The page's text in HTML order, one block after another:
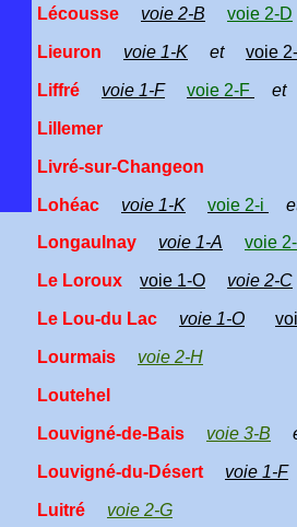
Lécousse voie 2-B voie 2-D
Lieuron voie 1-K et voie
Liffré voie 1-F voie 2-F et
Lillemer
Livré-sur-Changeon
Lohéac voie 1-K voie 2-i
Longaulnay voie 1-A voie
Le Loroux voie 1-O voie 2-C
Le Lou-du Lac voie 1-O
Lourmais voie 2-H
Loutehel
Louvigné-de-Bais voie 3-B
Louvigné-du-Désert voie 1-F
Luitré voie 2-G